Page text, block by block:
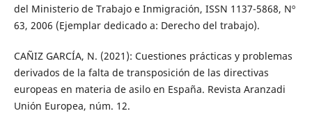
del Ministerio de Trabajo e Inmigración, ISSN 1137-5868, Nº
63, 2006 (Ejemplar dedicado a: Derecho del trabajo).
CAÑIZ GARCÍA, N. (2021): Cuestiones prácticas y problemas
derivados de la falta de transposición de las directivas
europeas en materia de asilo en España. Revista Aranzadi
Unión Europea, núm. 12.